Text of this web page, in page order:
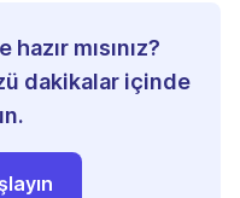
mısınız?
dakikalar içinde